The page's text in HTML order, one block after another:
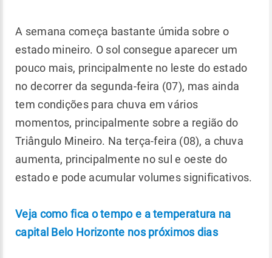
A semana começa bastante úmida sobre o
estado mineiro. O sol consegue aparecer um
pouco mais, principalmente no leste do estado
no decorrer da segunda-feira (07), mas ainda
tem condições para chuva em vários
momentos, principalmente sobre a região do
Triângulo Mineiro. Na terça-feira (08), a chuva
aumenta, principalmente no sul e oeste do
estado e pode acumular volumes significativos.
Veja como fica o tempo e a temperatura na
capital Belo Horizonte nos próximos dias